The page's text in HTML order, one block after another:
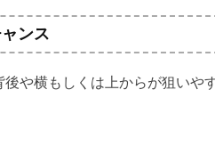
ンス
や横もしくは上からが狙いや